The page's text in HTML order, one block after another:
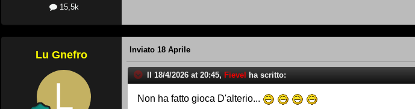
15,5k
Lu Gnefro Inviato 18 Aprile
Il 18/4/2026 at 20:45, Fievel ha scritto:
Non ha fatto gioca D'alterio...